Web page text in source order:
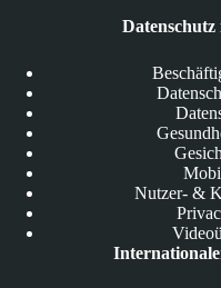
Nutzer- &